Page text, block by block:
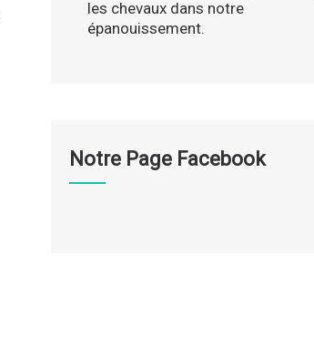
les chevaux dans notre
épanouissement.
Notre Page Facebook